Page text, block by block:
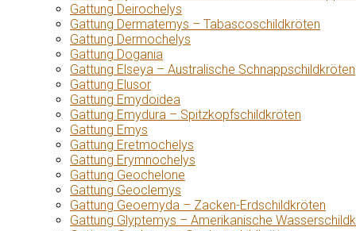
Gattung Deirochelys
Gattung Dermatemys – Tabascoschildkröten
Gattung Dermochelys
Gattung Dogania
Gattung Elseya – Australische Schnappschildkröten
Gattung Elusor
Gattung Emydoidea
Gattung Emydura – Spitzkopfschildkröten
Gattung Emys
Gattung Eretmochelys
Gattung Erymnochelys
Gattung Geochelone
Gattung Geoclemys
Gattung Geoemyda – Zacken-Erdschildkröten
Gattung Glyptemys – Amerikanische